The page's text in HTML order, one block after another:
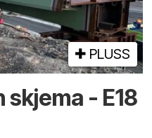
PLUSS
- E18